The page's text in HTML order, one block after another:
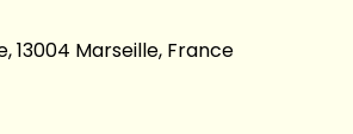
13004 Marseille, France